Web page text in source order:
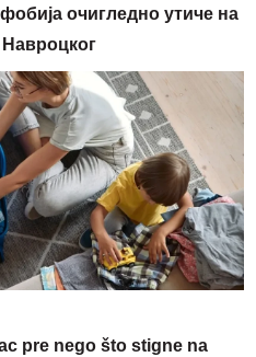
очигледно утиче на
pre nego što stigne na